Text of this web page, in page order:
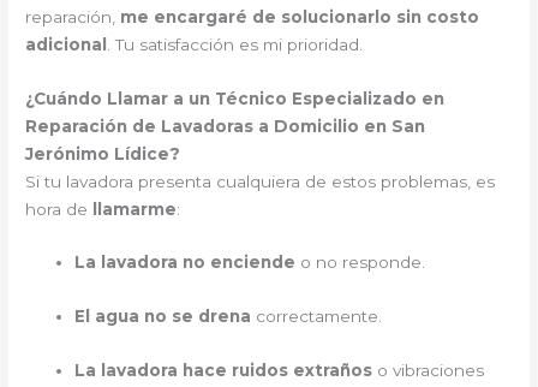
reparación, me encargaré de solucionarlo sin costo
adicional
. Tu satisfacción es mi prioridad.
¿Cuándo Llamar a un Técnico Especializado en
Reparación de Lavadoras a Domicilio en San
Jerónimo Lídice?
Si tu lavadora presenta cualquiera de estos problemas, es
hora de llamarme:
La lavadora no enciende o no responde.
El agua no se drena correctamente.
La lavadora hace ruidos extraños o vibraciones